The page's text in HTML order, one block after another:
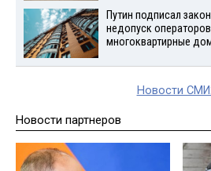
Путин подписал
недопуск
многоквартирные
Новости
Новости партнеров